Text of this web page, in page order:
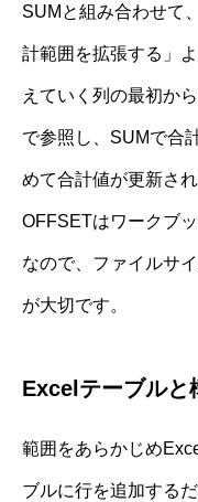
SUMと組み合わせて
計範囲を拡張する」
えていく列の最初か
で参照し、SUMで合
めて合計値が更新さ
OFFSETはワークブ
なので、ファイルサ
が大切です。
Excelテーブルと
範囲をあらかじめ
ブルに行を追加する